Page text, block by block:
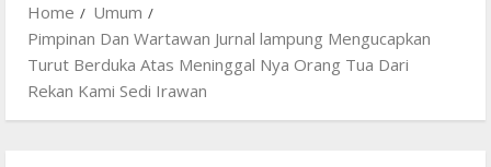
Home
Umum
Pimpinan Dan Wartawan Jurnal lampung Mengucapkan
Turut Berduka Atas Meninggal Nya Orang Tua Dari
Rekan Kami Sedi Irawan